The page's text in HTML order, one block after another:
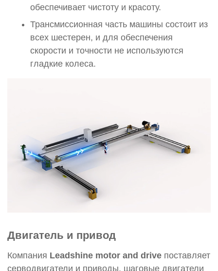
обеспечивает чистоту и красоту.
Трансмиссионная часть машины состоит из
всех шестерен, и для обеспечения
скорости и точности не используются
гладкие колеса.
Двигатель и привод
Компания Leadshine motor and drive поставляет
серводвигатели и приводы, шаговые двигатели